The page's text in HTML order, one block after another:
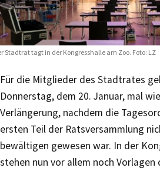
Stadtrat tagt in der Kongresshalle am Zoo. Foto: LZ
Für die Mitglieder des Stadtrates
Donnerstag, dem 20. Januar, mal
Verlängerung, nachdem die
ersten Teil der Ratsversammlung
bewältigen gewesen war. In der
stehen nun vor allem noch